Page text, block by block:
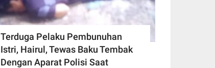
Terduga Pelaku Pembunuhan
Istri, Hairul, Tewas Baku Tembak
Dengan Aparat Polisi Saat